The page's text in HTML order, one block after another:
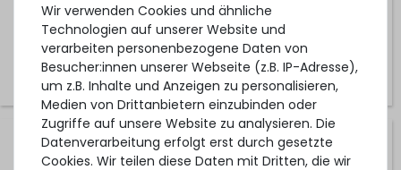
1-2 Tage*
749,99 € *
Seagate Nytro 3131 3.84TB 12G SAS Read Intensive
(0.8DWPD) SSD 2.5" SFF Solid State Disk (X357) -
Wir verwenden Cookies und ähnliche
Technologien auf unserer Website und
verarbeiten personenbezogene Daten von
Besucher:innen unserer Webseite (z.B. IP-Adresse),
um z.B. Inhalte und Anzeigen zu personalisieren,
Medien von Drittanbietern einzubinden oder
Zugriffe auf unsere Website zu analysieren. Die
Datenverarbeitung erfolgt erst durch gesetzte
Cookies. Wir teilen diese Daten mit Dritten, die wir